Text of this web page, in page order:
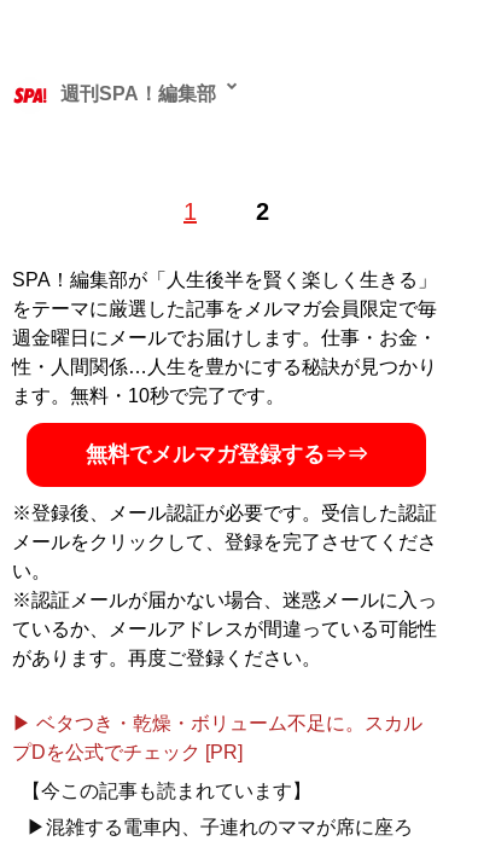
1 2
週刊SPA！編集部
SPA！編集部が「人生後半を賢く楽しく生きる」
をテーマに厳選した記事をメルマガ会員限定で毎
週金曜日にメールでお届けします。仕事・お金・
性・人間関係…人生を豊かにする秘訣が見つかり
ます。無料・10秒で完了です。
無料でメルマガ登録する⇒⇒
※登録後、メール認証が必要です。受信した認証
メールをクリックして、登録を完了させてくださ
い。
※認証メールが届かない場合、迷惑メールに入っ
ているか、メールアドレスが間違っている可能性
があります。再度ご登録ください。
▶ ベタつき・乾燥・ボリューム不足に。スカル
プDを公式でチェック [PR]
【今この記事も読まれています】
▶混雑する電車内、子連れのママが席に座ろ